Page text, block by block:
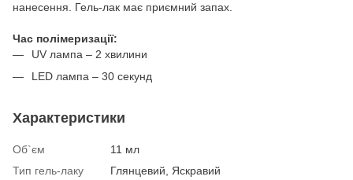
нанесення. Гель-лак має приємний запах.
Час полімеризації:
UV лампа – 2 хвилини
LED лампа – 30 секунд
Характеристики
Об`єм
11 мл
Тип гель-лаку
Глянцевий, Яскравий